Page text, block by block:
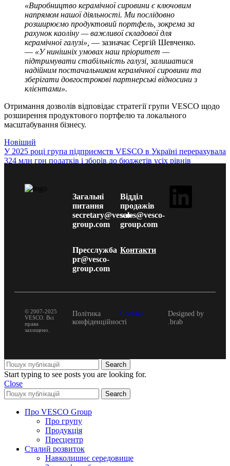
«Виробництво керамічної сировини є ключовим
напрямом нашої діяльності. Ми послідовно
розширюємо продуктовий портфель, зокрема за
рахунок каоліну — важливої складової для
керамічної галузі», — зазначає Сергій Шевченко.
— «У нинішніх умовах наш пріоритет —
підтримувати стабільність галузі, залишатися
надійним постачальником керамічної сировини та
зберігати довгострокові партнерські відносини з
клієнтами».
Отримання дозволів відповідає стратегії групи VESCO щодо
розширення продуктового портфелю та локального
масштабування бізнесу.
Новіший
У 2025 році група підприємств VESCO в Україні перерахувала
324 млн грн податків і зборів до бюджетів усіх рівнів
Загальні
питання
secretary@vesco-
group.com
Пресслужба
pr@vesco-
group.com
Відділ
продажів
sales@vesco-
group.com
Контакти
© 2007-2025
VESCO. Всі
права
захищено.
Політика
конфіденційності
Cookies
Designed by
.brab
Search
Start typing to see posts you are looking for.
Close
Search
Про VESCO Group
Про групу
Продукція
Пресцентр
Сталий розвиток
Навколишнє середовище